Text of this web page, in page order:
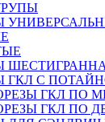
ГКЛ С
ГКЛ ПО
ГКЛ ПО